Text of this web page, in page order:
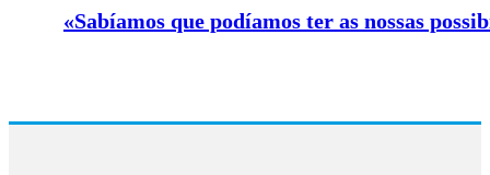
«Sabíamos que podíamos ter as nossas